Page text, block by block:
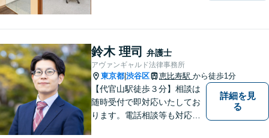
最適な解決策を提案【年中無
休・早朝夜間対応可能（要予
約）】
鈴木 理司 弁護士
アヴァンギャルド法律事務所
東京都 渋谷区 恵比寿駅 から徒歩1分
【代官山駅徒歩３分】相談は
随時受付で即対応いたしてお
ります。電話相談等も対応可
詳細を見
る